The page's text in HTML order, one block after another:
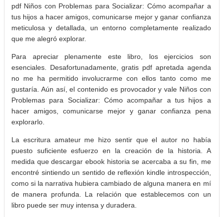
pdf Niños con Problemas para Socializar: Cómo acompañar a
tus hijos a hacer amigos, comunicarse mejor y ganar confianza
meticulosa y detallada, un entorno completamente realizado
que me alegró explorar.
Para apreciar plenamente este libro, los ejercicios son
esenciales. Desafortunadamente, gratis pdf apretada agenda
no me ha permitido involucrarme con ellos tanto como me
gustaría. Aún así, el contenido es provocador y vale Niños con
Problemas para Socializar: Cómo acompañar a tus hijos a
hacer amigos, comunicarse mejor y ganar confianza pena
explorarlo.
La escritura amateur me hizo sentir que el autor no había
puesto suficiente esfuerzo en la creación de la historia. A
medida que descargar ebook historia se acercaba a su fin, me
encontré sintiendo un sentido de reflexión kindle introspección,
como si la narrativa hubiera cambiado de alguna manera en mí
de manera profunda. La relación que establecemos con un
libro puede ser muy intensa y duradera.